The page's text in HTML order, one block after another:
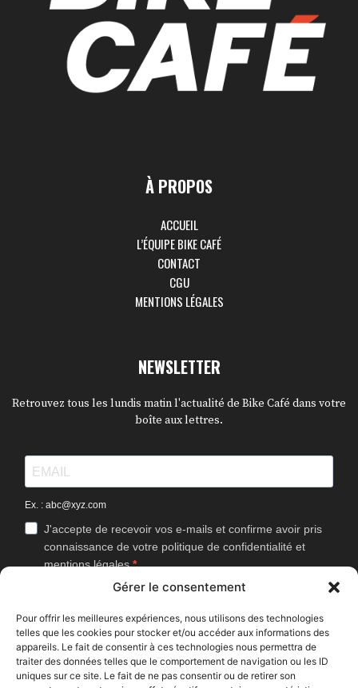
Gérer le consentement
Pour offrir les meilleures expériences, nous utilisons des technologies
telles que les cookies pour stocker et/ou accéder aux informations des
appareils. Le fait de consentir à ces technologies nous permettra de
traiter des données telles que le comportement de navigation ou les ID
uniques sur ce site. Le fait de ne pas consentir ou de retirer son
À PROPOS
ACCUEIL
L’ÉQUIPE BIKE CAFÉ
CONTACT
CGU
MENTIONS LÉGALES
NEWSLETTER
Retrouvez tous les lundis matin l'actualité de Bike Café dans votre
boîte aux lettres.
Ex. : abc@xyz.com
J'accepte de recevoir vos e-mails et confirme avoir pris
connaissance de votre politique de confidentialité et
mentions légales.
Vous pouvez vous désinscrire à tout moment en cliquant sur le lien
J'accepte que Bike Café mesure l'ouverture des
newsletters afin d'améliorer les contenus proposés.